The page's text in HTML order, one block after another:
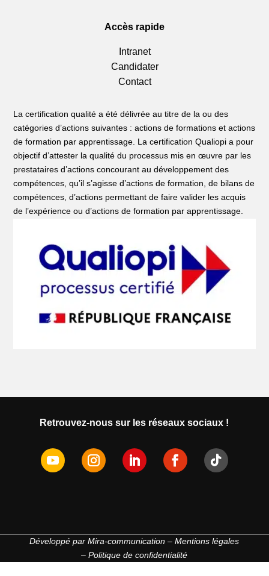
Accès rapide
Intranet
Candidater
Contact
La certification qualité a été délivrée au titre de la ou des
catégories d’actions suivantes : actions de formations et actions
de formation par apprentissage. La certification Qualiopi a pour
objectif d’attester la qualité du processus mis en œuvre par les
prestataires d’actions concourant au développement des
compétences, qu’il s’agisse d’actions de formation, de bilans de
compétences, d’actions permettant de faire valider les acquis
de l’expérience ou d’actions de formation par apprentissage.
Retrouvez-nous sur les réseaux sociaux !
Développé parMira-communication –Mentions légales
–Politique de confidentialité